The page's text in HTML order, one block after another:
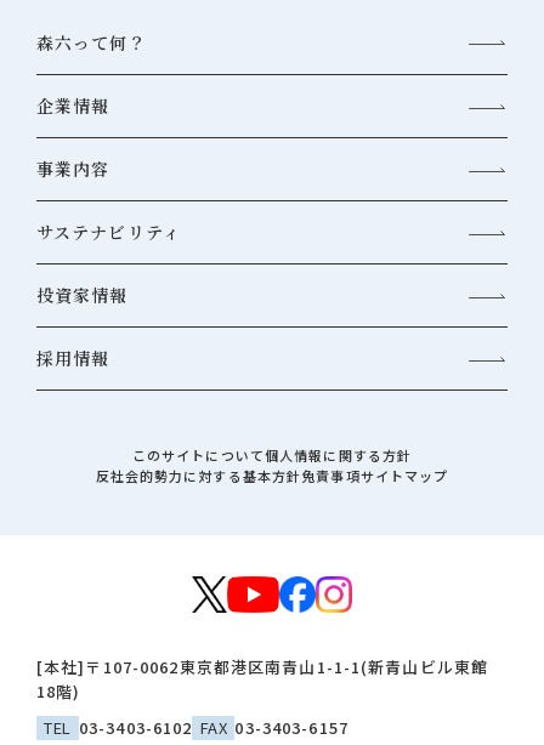
[本社] 〒107-0062東京都港区南青山1-1-1(新青山ビル東館
18階)
TEL 03-3403-6102 FAX 03-3403-6157
森六って何？
企業情報
事業内容
サステナビリティ
投資家情報
採用情報
このサイトについて個人情報に関する方針
反社会的勢力に対する基本方針免責事項サイトマップ